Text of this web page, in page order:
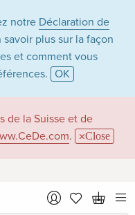
notre Déclaration de
savoir plus sur la façon
et comment vous
OK
de la Suisse et de
. Close